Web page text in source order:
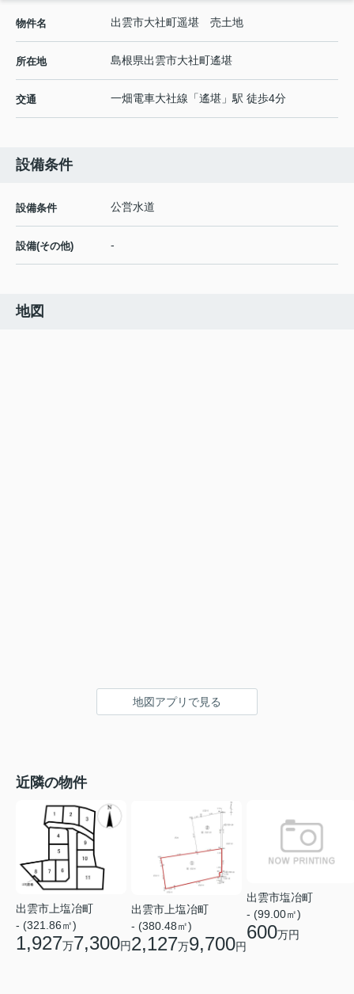
物件名 出雲市大社町遥堪 売土地
所在地 島根県出雲市大社町遙堪
交通 一畑電車大社線 「遙堪 」駅 徒歩4分
設備条件
設備条件 公営水道
設備(その他) -
地図
地図アプリで見る
近隣の物件
出雲市上塩冶町
- (321.86㎡)
1,927万7,300円
出雲市上塩冶町
- (380.48㎡)
2,127万9,700円
出雲市塩冶町
- (99.00㎡)
600万円